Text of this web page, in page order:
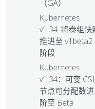
（GA）
Kubernetes
v1.34: 将卷组快
推进至 v1beta2
阶段
Kubernetes
v1.34：可变 CSI
节点可分配数进
阶至 Beta